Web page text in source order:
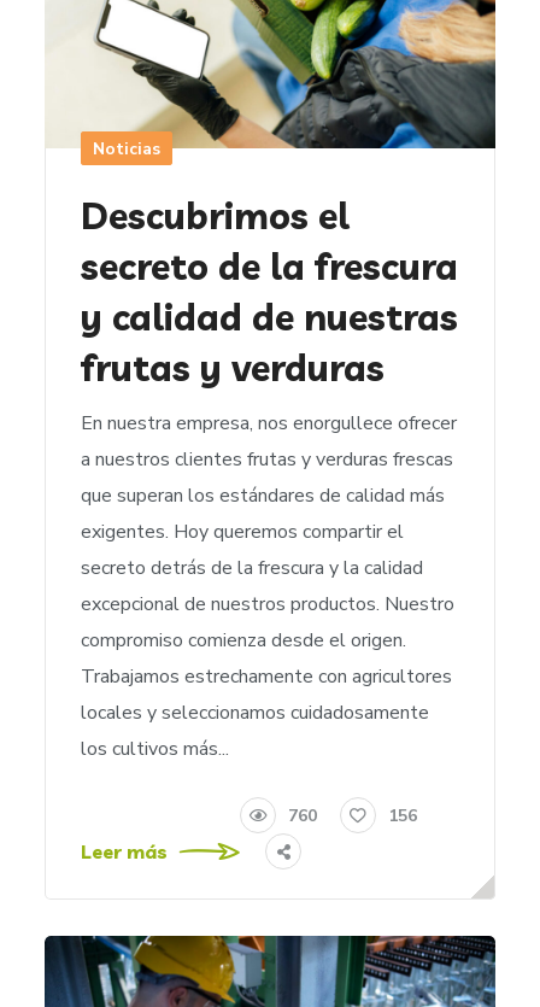
Noticias
Descubrimos el
secreto de la frescura
y calidad de nuestras
frutas y verduras
En nuestra empresa, nos enorgullece ofrecer
a nuestros clientes frutas y verduras frescas
que superan los estándares de calidad más
exigentes. Hoy queremos compartir el
secreto detrás de la frescura y la calidad
excepcional de nuestros productos. Nuestro
compromiso comienza desde el origen.
Trabajamos estrechamente con agricultores
locales y seleccionamos cuidadosamente
los cultivos más...
Leer más
760 156